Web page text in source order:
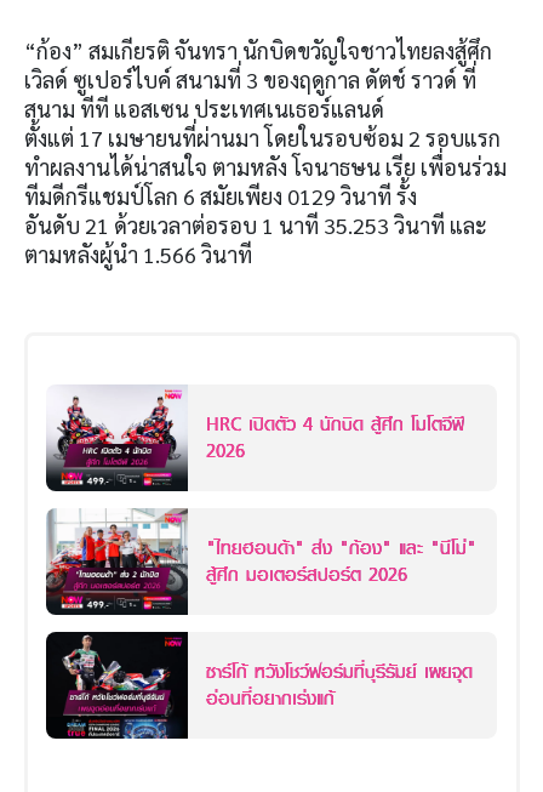
“ก้อง” สมเกียรติ จันทรา นักบิดขวัญใจชาวไทยลงสู้ศึก
เวิลด์ ซูเปอร์ไบค์ สนามที่ 3 ของฤดูกาล ดัตช์ ราวด์ ที่
สนาม ทีที แอสเซน ประเทศเนเธอร์แลนด์
ตั้งแต่ 17 เมษายนที่ผ่านมา โดยในรอบซ้อม 2 รอบแรก
ทำผลงานได้น่าสนใจ ตามหลัง โจนาธษน เรีย เพื่อนร่วม
ทีมดีกรีแชมป์โลก 6 สมัยเพียง 0129 วินาที รั้ง
อันดับ 21 ด้วยเวลาต่อรอบ 1 นาที 35.253 วินาที และ
ตามหลังผู้นำ 1.566 วินาที
HRC เปิดตัว 4 นักบิด สู้ศึก โมโตจีพี
2026
"ไทยฮอนด้า" ส่ง "ก้อง" และ "นีโม่"
สู้ศึก มอเตอร์สปอร์ต 2026
ซาร์โก้ หวังโชว์ฟอร์มที่บุรีรัมย์ เผยจุด
อ่อนที่อยากเร่งแก้